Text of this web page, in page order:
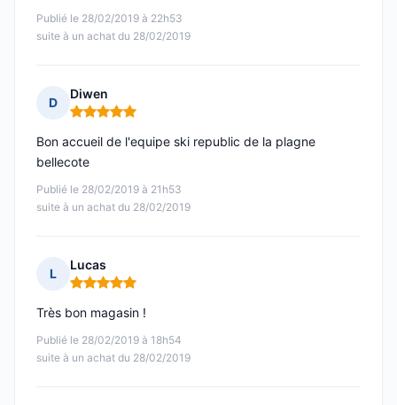
Publié le 28/02/2019 à 22h53
suite à un achat du 28/02/2019
D
Diwen
Note : 5 sur 5
Publié le 28/02/2019 à 21h53
suite à un achat du 28/02/2019
Bon accueil de l'equipe ski republic de la plagne
bellecote
L
Lucas
Note : 5 sur 5
Publié le 28/02/2019 à 18h54
suite à un achat du 28/02/2019
Très bon magasin !